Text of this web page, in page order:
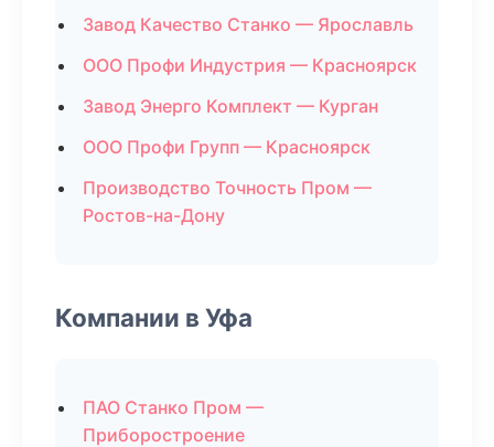
Завод Качество Станко — Ярославль
ООО Профи Индустрия — Красноярск
Завод Энерго Комплект — Курган
ООО Профи Групп — Красноярск
Производство Точность Пром —
Ростов-на-Дону
Компании в Уфа
ПАО Станко Пром —
Приборостроение